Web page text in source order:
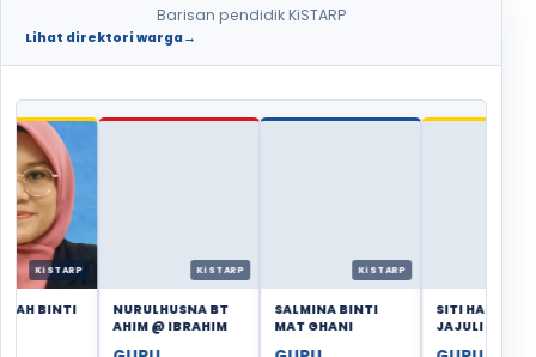
Barisan pendidik KiSTARP
Lihat direktori warga →
SITI HANIM BT
SITI MUHAIMIN
BINTI ABDULLAH
SURAIYA BINTI
KELING @